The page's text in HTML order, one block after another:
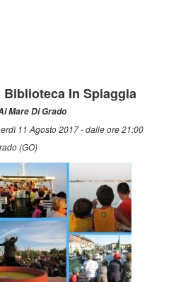
Biblioteca In Spiaggia
Mare Di Grado
11 Agosto 2017 - dalle ore 21:00
(GO)